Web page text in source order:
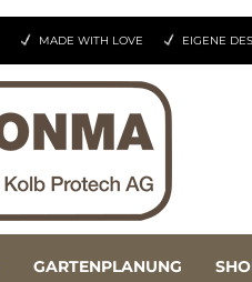
MADE WITH LOVE EIGENE
GARTENPLANUNG